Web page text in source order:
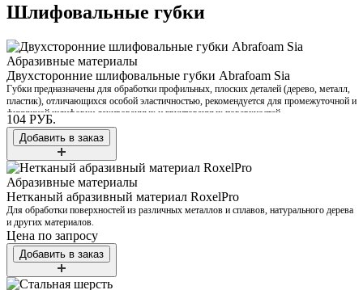
Шлифовальные губки
Абразивные материалы
Двухсторонние шлифовальные губки Abrafoam Sia
Губки предназначены для обработки профильных, плоских деталей (дерево, металл,
пластик), отличающихся особой эластичностью, рекомендуется для промежуточной и
финишной шлифовки лакированных и грунтованных поверхностей.
104 РУБ.
Абразивные материалы
Нетканый абразивный материал RoxelPro
Для обработки поверхностей из различных металлов и сплавов, натурального дерева
и других материалов.
Цена по запросу